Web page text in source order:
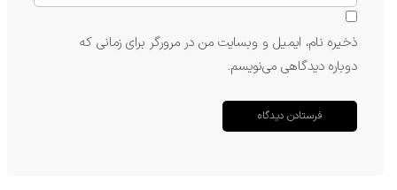
ذخیره نام، ایمیل و وبسایت من در مرورگر برای زمانی که
دوباره دیدگاهی می‌نویسم.